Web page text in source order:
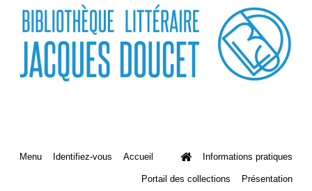
Menu Identifiez-vous Accueil Informations pratiques
Portail des collections Présentation